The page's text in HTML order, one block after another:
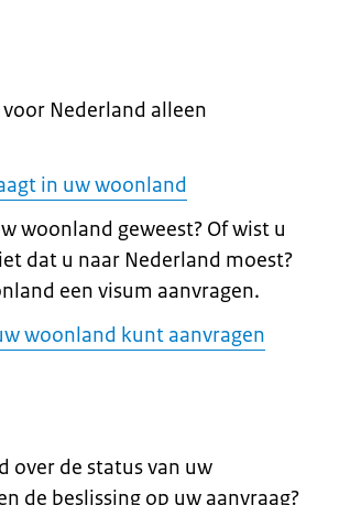
Nederland alleen
in uw woonland
woonland geweest? Of wist u
dat u naar Nederland moest?
een visum aanvragen.
woonland kunt aanvragen
over de status van uw
de beslissing op uw aanvraag?